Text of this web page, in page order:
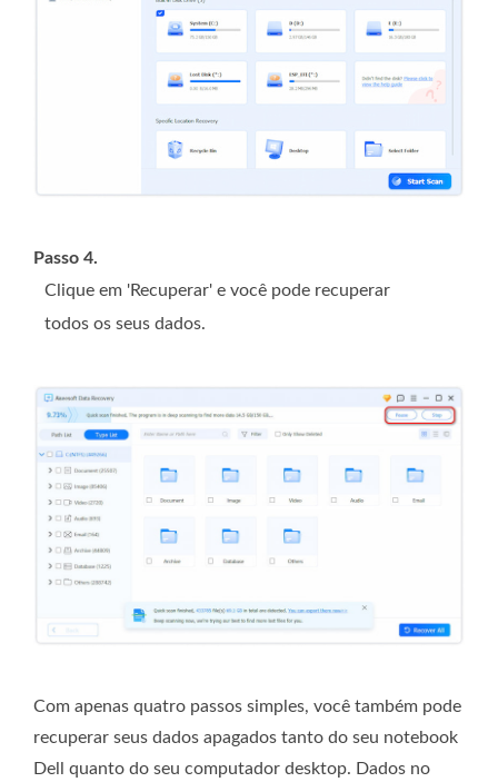
Passo 4.
Clique em 'Recuperar' e você pode recuperar
todos os seus dados.
Com apenas quatro passos simples, você também pode
recuperar seus dados apagados tanto do seu notebook
Dell quanto do seu computador desktop. Dados no